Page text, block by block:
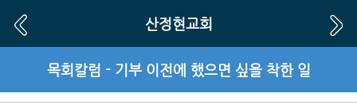
산정현교회
목회칼럼 - 기부 이전에 했으면 싶을 착한 일